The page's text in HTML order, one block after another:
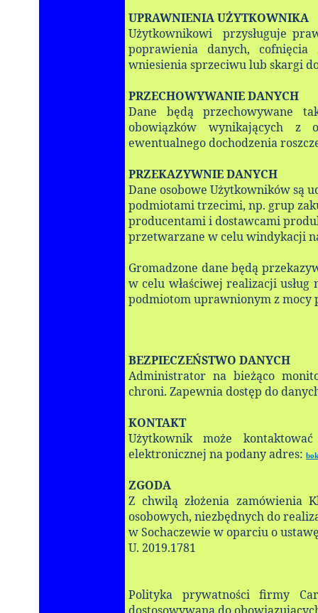
UPRAWNIENIA UŻYTKOWNIKA
Użytkownikowi przysługuje
poprawienia danych,
wniesienia sprzeciwu lub skargi
PRZECHOWYWANIE DANYCH
Dane będą przechowywane
obowiązków wynikających z
ewentualnego dochodzenia
PRZEKAZYWNIE DANYCH
Dane osobowe Użytkowników są
podmiotami trzecimi, np. grup
producentami i dostawcami
przetwarzane w celu windykacji
Gromadzone dane będą
w celu właściwej realizacji
podmiotom uprawnionym z mocy
BEZPIECZEŃSTWO DANYCH
Administrator na bieżąco
chroni. Zapewnia dostęp do
KONTAKT
Użytkownik może
elektronicznej na podany adres:
ZGODA
Z chwilą złożenia zamówienia
osobowych, niezbędnych do
w Sochaczewie w oparciu o
U. 2019.1781
Polityka prywatności firmy